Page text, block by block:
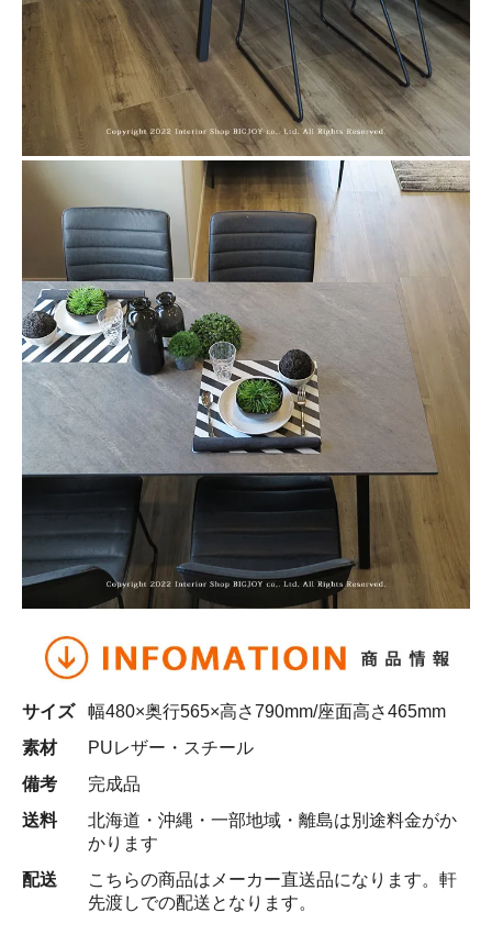
サイズ
幅480×奥行565×高さ790mm/座面高さ465mm
素材
PUレザー・スチール
備考
完成品
送料
北海道・沖縄・一部地域・離島は別途料金がか
かります
配送
こちらの商品はメーカー直送品になります。軒
先渡しでの配送となります。